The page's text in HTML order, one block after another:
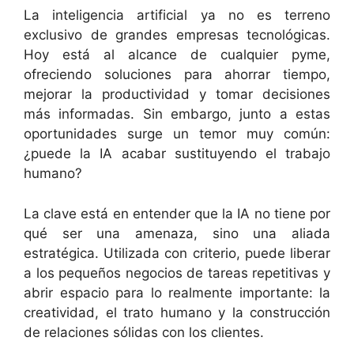
La inteligencia artificial ya no es terreno
exclusivo de grandes empresas tecnológicas.
Hoy está al alcance de cualquier pyme,
ofreciendo soluciones para ahorrar tiempo,
mejorar la productividad y tomar decisiones
más informadas. Sin embargo, junto a estas
oportunidades surge un temor muy común:
¿puede la IA acabar sustituyendo el trabajo
humano?
La clave está en entender que la IA no tiene por
qué ser una amenaza, sino una aliada
estratégica. Utilizada con criterio, puede liberar
a los pequeños negocios de tareas repetitivas y
abrir espacio para lo realmente importante: la
creatividad, el trato humano y la construcción
de relaciones sólidas con los clientes.